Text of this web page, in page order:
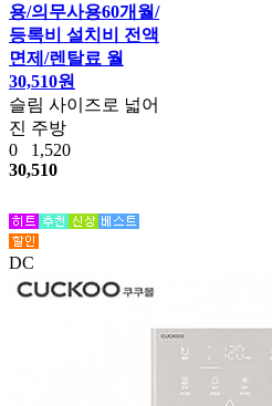
용/의무사용60개월/
등록비 설치비 전액
면제/렌탈료 월
30,510원
슬림 사이즈로 넓어
진 주방
0 1,520
30,510
DC